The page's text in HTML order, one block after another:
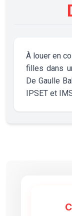
À louer en
filles dans
De Gaulle
IPSET et